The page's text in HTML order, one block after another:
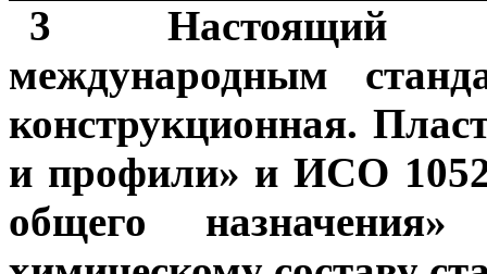
3 Настоящий
международным
конструкционная.
и профили» и ИСО
общего